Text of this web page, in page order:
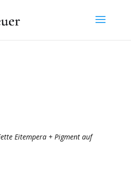
Eitempera + Pigment auf